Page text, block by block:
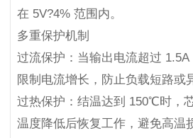
在 5V?4% 范围内。
多重保护机制
过流保护：当输出电流超过
限制电流增长，防止负载短路或
过热保护：结温达到 150℃时，
温度降低后恢复工作，避免高温